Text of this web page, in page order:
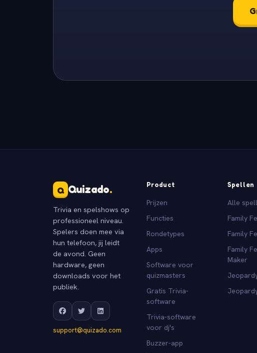
Q Quizado.
Trivia en spelshows op
professioneel niveau.
Spelers doen mee via
hun telefoon, jij leidt
de avond. Geen
hardware, geen
downloads voor het
publiek.
support@quizado.com
Product
Prijzen
Functies
Rondetypes
Apps
Software voor
quizmasters
Gratis Trivia-
software
Trivia-software
voor dj's
Buzzer-app
Spellen
Alle
Family
Family
Family
Maker